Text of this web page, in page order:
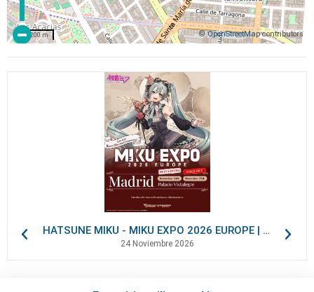
©OpenStreetMapcontributors
200 m
HATSUNE MIKU - MIKU EXPO 2026 EUROPE | VIP Packages
24 Noviembre 2026